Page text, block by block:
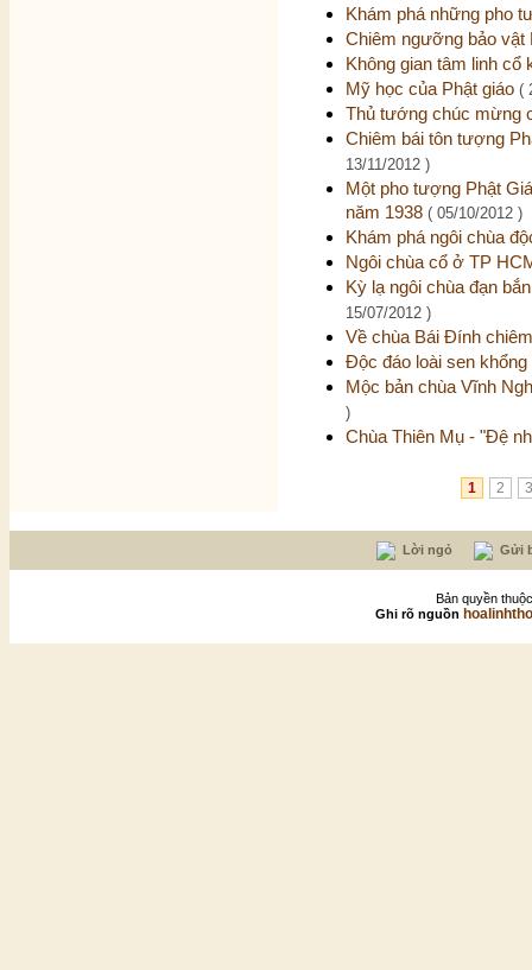
Khám phá những pho
Chiêm ngưỡng bảo
Không gian tâm linh
Mỹ học của Phật giáo (
Thủ tướng chúc mừng
Chiêm bái tôn tượng
13/11/2012 )
Một pho tượng Phật
năm 1938 ( 05/10/2012 )
Khám phá ngôi chùa
Ngôi chùa cổ ở TP
Kỳ lạ ngôi chùa đạn
15/07/2012 )
Về chùa Bái Đính
Độc đáo loài sen
Mộc bản chùa Vĩnh
)
Chùa Thiên Mụ - "Đệ
1 2 3
Lời ngỏ Gửi
Bản quyền
Ghi rõ nguồn